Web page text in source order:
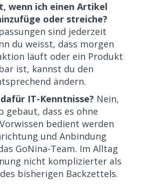
wenn ich einen Artikel
oder streiche?
sind jederzeit
du weisst, dass morgen
läuft oder ein Produkt
ist, kannst du den
ändern.
IT-Kenntnisse? Nein,
gebaut, dass es ohne
bedient werden
und Anbindung
GoNina-Team. Im Alltag
nicht komplizierter als
bisherigen Backzettels.